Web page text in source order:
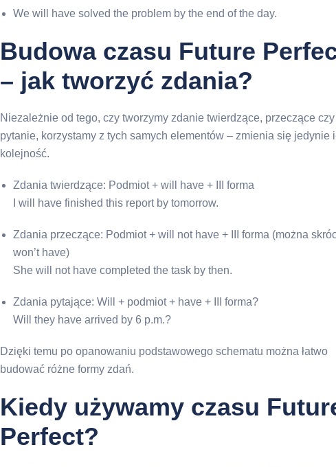
We will have solved the problem by the end of the day.
Budowa czasu Future
– jak tworzyć zdania?
Niezależnie od tego, czy tworzymy zdanie twierdzące, przeczące czy
pytanie, korzystamy z tych samych elementów – zmienia się jedynie
kolejność.
Zdania twierdzące: Podmiot + will have + III forma
I will have finished this report by tomorrow.
Zdania przeczące: Podmiot + will not have + III forma (można
won’t have)
She will not have completed the task by then.
Zdania pytające: Will + podmiot + have + III forma?
Will they have arrived by 6 p.m.?
Dzięki temu po opanowaniu podstawowego schematu można łatwo
budować różne formy zdań.
Kiedy używamy czasu
Perfect?